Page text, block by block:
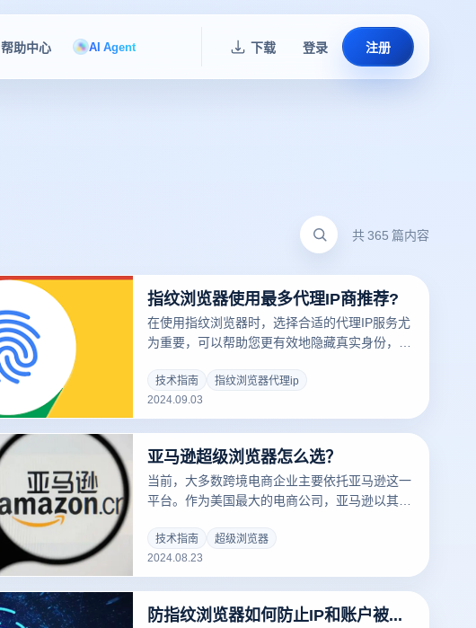
帮助中心 AI Agent 下载 登录 注册
共 365 篇内容
指纹浏览器使用最多代理IP商推荐?
在使用指纹浏览器时，选择合适的代理IP服务尤
为重要，可以帮助您更有效地隐藏真实身份，增
的服务提供商，其中一些因其稳定性和隐私保护
功能而受到广泛推荐。本文将让你了解指纹浏览
器代理ip多少钱一个顺便介绍几家应用最广泛、
纹浏览器时获得最佳体验。
技术指南
指纹浏览器代理ip
2024.09.03
亚马逊超级浏览器怎么选？
当前，大多数跨境电商企业主要依托亚马逊这一
平台。作为美国最大的电商公司，亚马逊以其广
务著称。其便捷性、具有竞争力的价格以及对顾
客满意度的承诺都深受消费者喜爱。在亚马逊的
成功运营中，强大的软件支持扮演了重要角色，
具。
技术指南
超级浏览器
2024.08.23
防指纹浏览器如何防止IP和账户被关联？